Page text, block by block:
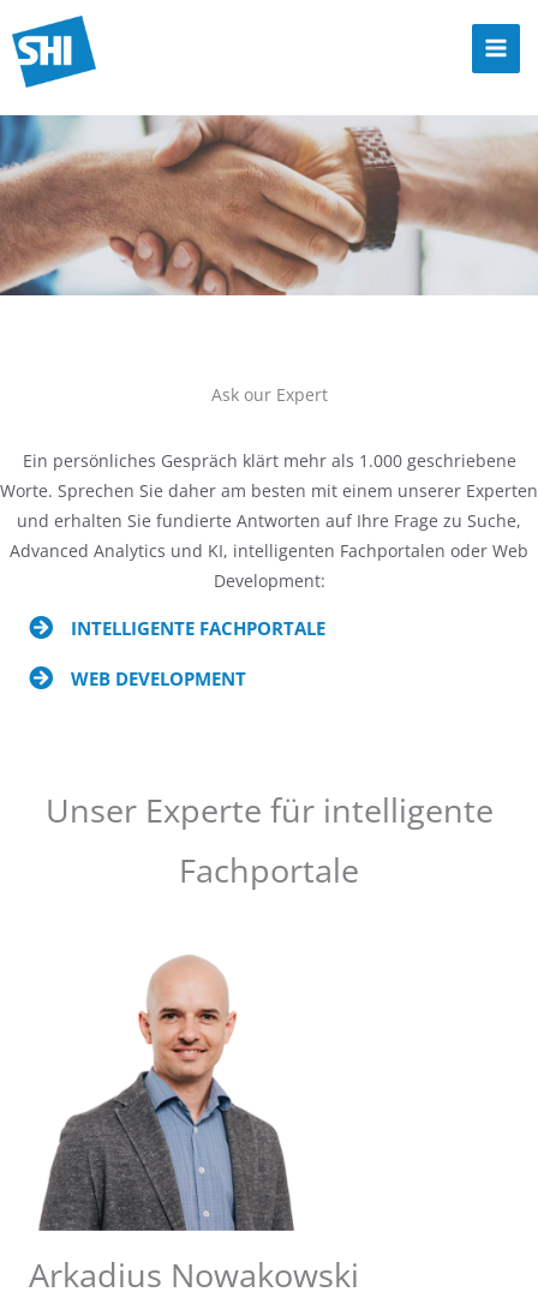
Inhalt
springen
Ask our Expert
Ein persönliches Gespräch klärt mehr als 1.000 geschriebene
Worte. Sprechen Sie daher am besten mit einem unserer Experten
und erhalten Sie fundierte Antworten auf Ihre Frage zu Suche,
Advanced Analytics und KI, intelligenten Fachportalen oder Web
Development:
INTELLIGENTE FACHPORTALE
WEB DEVELOPMENT
Unser Experte für intelligente
Fachportale
Arkadius Nowakowski